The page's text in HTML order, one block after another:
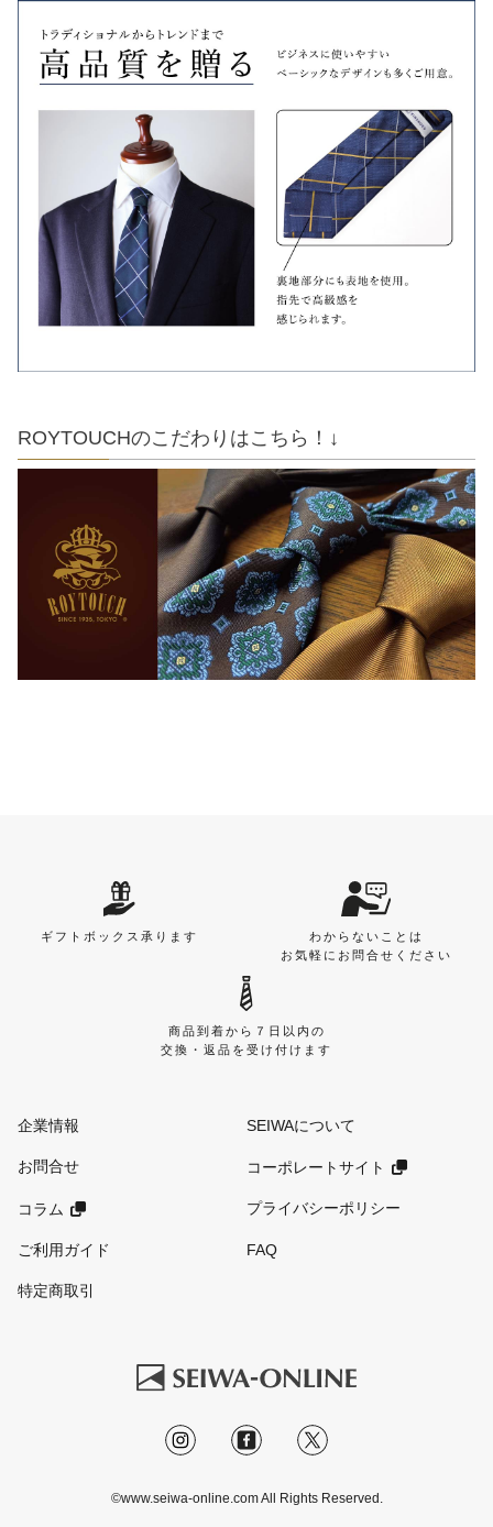
ROYTOUCHのこだわりはこちら！↓
ギフトボックス承ります
わからないことは
お気軽にお問合せください
商品到着から７日以内の
交換・返品を受け付けます
企業情報 SEIWAについて
お問合せ コーポレートサイト
コラム プライバシーポリシー
ご利用ガイド FAQ
特定商取引
©www.seiwa-online.com All Rights Reserved.